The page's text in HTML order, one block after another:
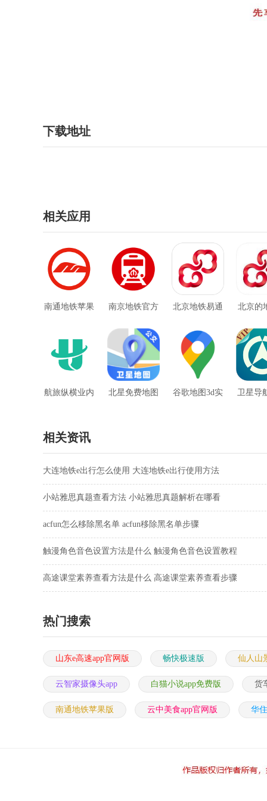
下载地址
相关应用
南通地铁苹果 南京地铁官方 北京地铁易通 北京的
航旅纵横业内 北星免费地图 谷歌地图3d实 卫星导
相关资讯
大连地铁e出行怎么使用 大连地铁e出行使用方法
小站雅思真题查看方法 小站雅思真题解析在哪看
acfun怎么移除黑名单 acfun移除黑名单步骤
触漫角色音色设置方法是什么 触漫角色音色设置教程
高途课堂素养查看方法是什么 高途课堂素养查看步骤
热门搜索
山东e高速app官网版 畅快极速版 仙人山
云智家摄像头app 白猫小说app免费版 货
南通地铁苹果版 云中美食app官网版 华